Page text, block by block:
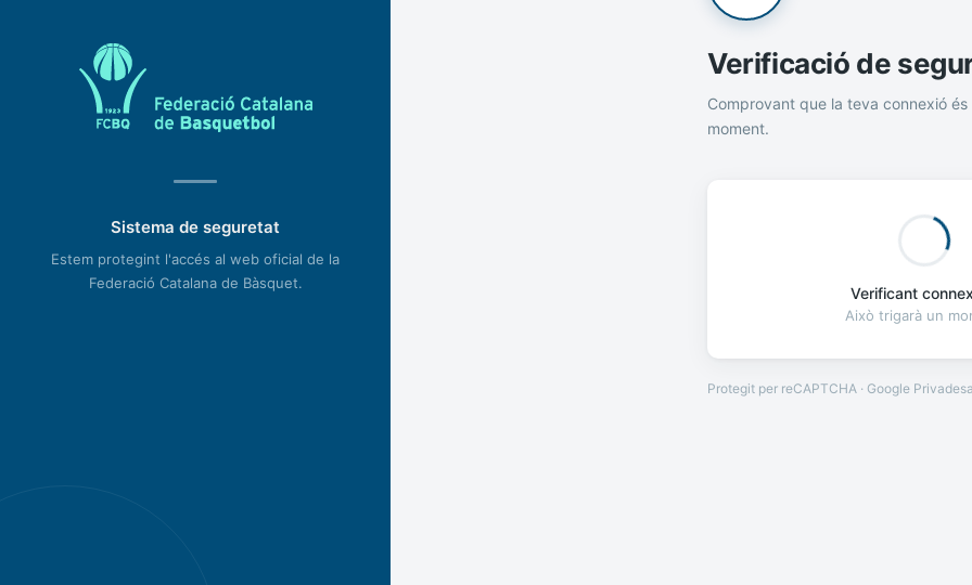
Sistema de seguretat
Estem protegint l'accés al web oficial de la
Federació Catalana de Bàsquet.
Verificació de
Comprovant que la teva connexió és
moment.
Verificant
Això trigarà un
Protegit per reCAPTCHA · Google Privadesa